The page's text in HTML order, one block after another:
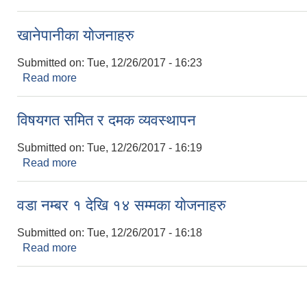
खानेपानीका याेजनाहरु
Submitted on: Tue, 12/26/2017 - 16:23
Read more
विषयगत समित र दमक व्यवस्थापन
Submitted on: Tue, 12/26/2017 - 16:19
Read more
वडा नम्बर १ देखि १४ सम्मका याेजनाहरु
Submitted on: Tue, 12/26/2017 - 16:18
Read more